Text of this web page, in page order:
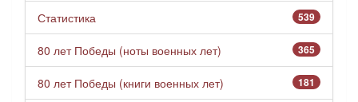
539
Статистика
365
80 лет Победы (ноты военных лет)
181
80 лет Победы (книги военных лет)